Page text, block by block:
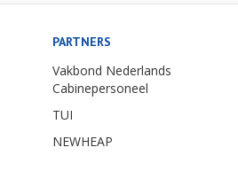
PARTNERS
Vakbond Nederlands
Cabinepersoneel
TUI
NEWHEAP